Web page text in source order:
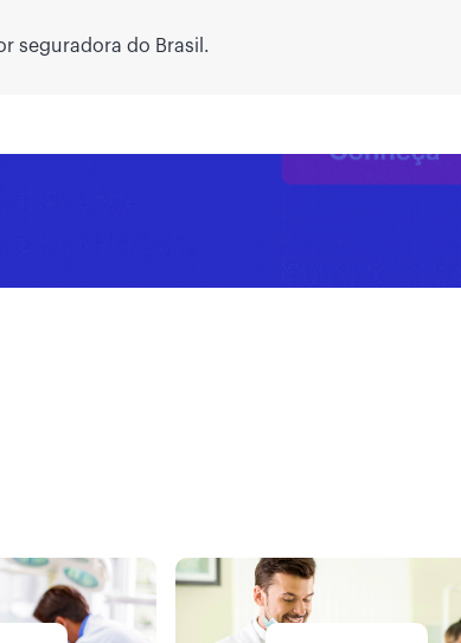
seguradora do Brasil.